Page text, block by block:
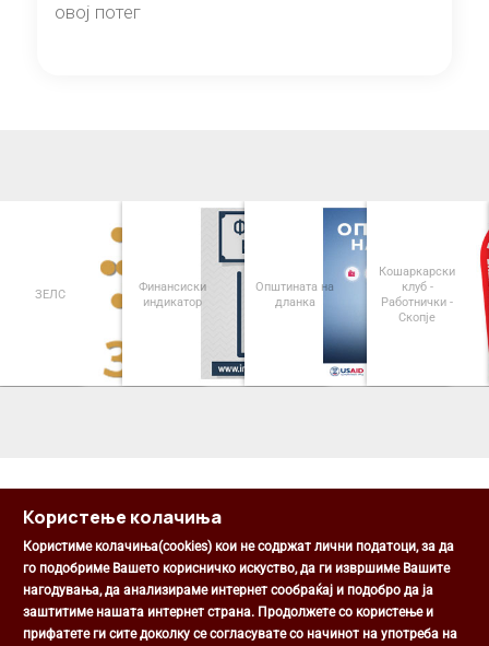
овој потег
ЗЕЛС
Финансиски
индикатор
Општината на
дланка
Кошаркарски
клуб -
Работнички -
Скопје
Општина Центар
Михаил Цоков бр. 1, Скопје
Користење колачиња
Користиме колачиња(cookies) кои не содржат лични податоци, за да
го подобриме Вашето корисничко искуство, да ги извршиме Вашите
нагодувања, да анализираме интернет сообраќај и подобро да ја
заштитиме нашата интернет страна. Продолжете со користење и
прифатете ги сите доколку се согласувате со начинот на употреба на